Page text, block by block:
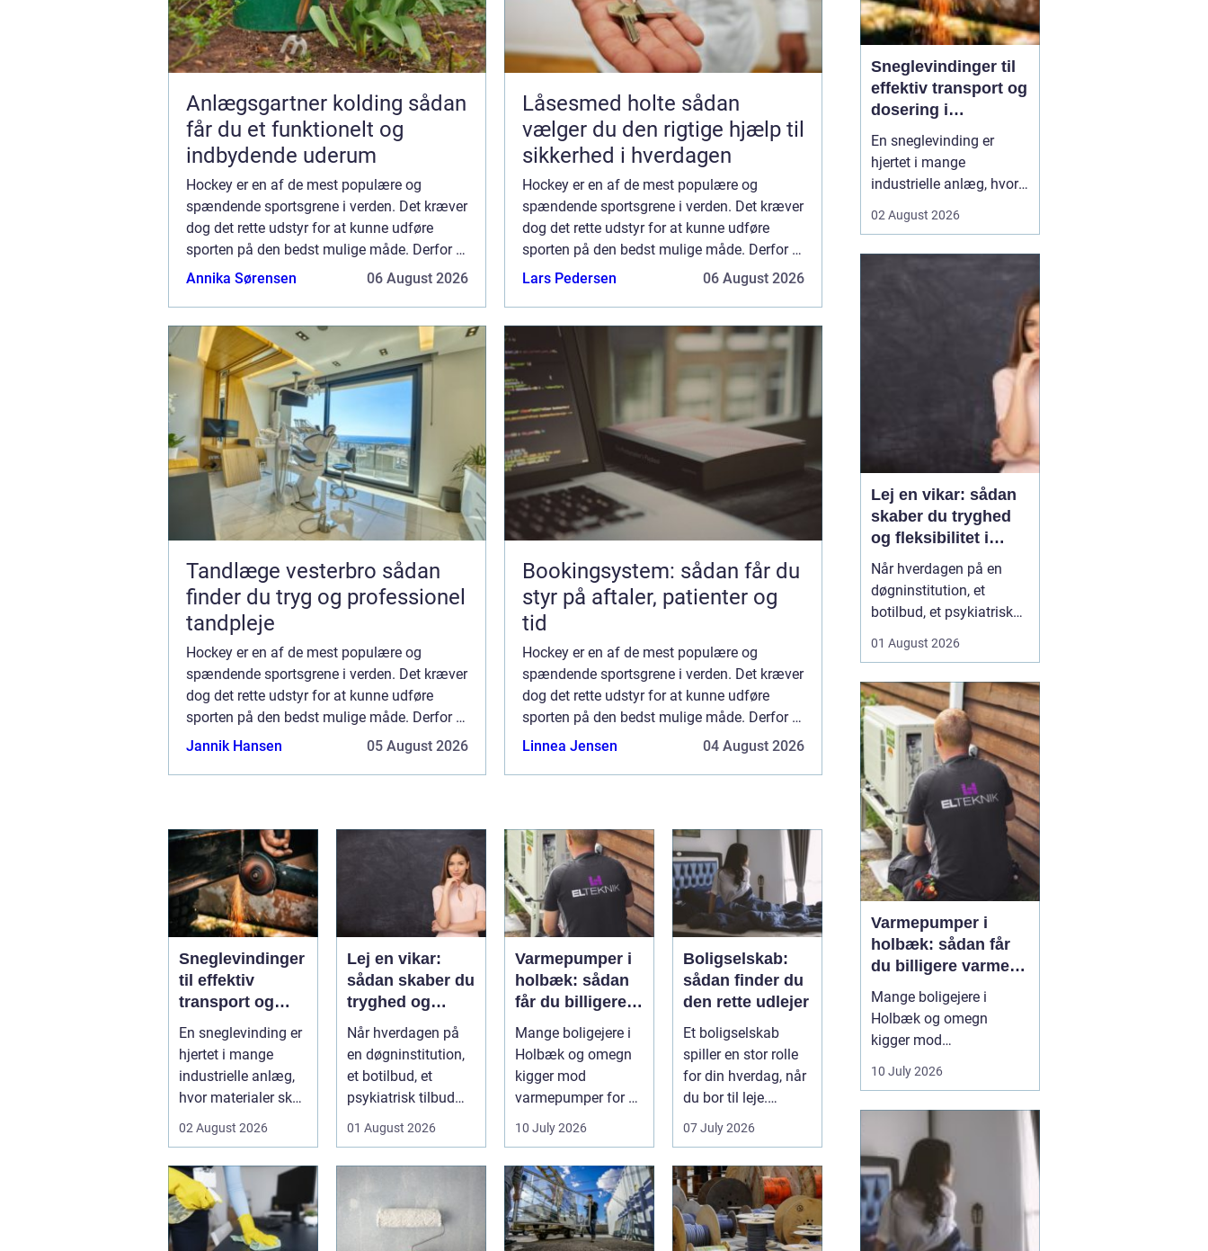
Anlægsgartner kolding sådan
får du et funktionelt og
indbydende uderum
Hockey er en af de mest populære og
spændende sportsgrene i verden. Det kræver
dog det rette udstyr for at kunne udføre
sporten på den bedst mulige måde. Derfor er
det vigtigt at finde en pålidelig og omfatt...
Annika Sørensen 06 August 2026
Låsesmed holte sådan
vælger du den rigtige hjælp til
sikkerhed i hverdagen
Hockey er en af de mest populære og
spændende sportsgrene i verden. Det kræver
dog det rette udstyr for at kunne udføre
sporten på den bedst mulige måde. Derfor er
det vigtigt at finde en pålidelig og omfatt...
Lars Pedersen 06 August 2026
Tandlæge vesterbro sådan
finder du tryg og professionel
tandpleje
Hockey er en af de mest populære og
spændende sportsgrene i verden. Det kræver
dog det rette udstyr for at kunne udføre
sporten på den bedst mulige måde. Derfor er
det vigtigt at finde en pålidelig og omfatt...
Jannik Hansen 05 August 2026
Bookingsystem: sådan får du
styr på aftaler, patienter og
tid
Hockey er en af de mest populære og
spændende sportsgrene i verden. Det kræver
dog det rette udstyr for at kunne udføre
sporten på den bedst mulige måde. Derfor er
det vigtigt at finde en pålidelig og omfatt...
Linnea Jensen 04 August 2026
Sneglevindinger
til effektiv
transport og
dosering i
industrien
En sneglevinding er
hjertet i mange
industrielle anlæg,
hvor materialer skal
flyttes, doseres eller
02 August 2026
Lej en vikar:
sådan skaber du
tryghed og
fleksibilitet i
hverdagen
Når hverdagen på
en døgninstitution,
et botilbud, et
psykiatrisk tilbud
eller i plejen
pludselig ænd...
01 August 2026
Varmepumper i
holbæk: sådan
får du billigere
varme og bedre
indeklima
Mange boligejere i
Holbæk og omegn
kigger mod
varmepumper for at
sænke
varmeregningen og
få et sunde...
10 July 2026
Boligselskab:
sådan finder du
den rette udlejer
Et boligselskab
spiller en stor rolle
for din hverdag, når
du bor til leje.
Huslejen, vedligeh...
07 July 2026
Sneglevindinger til
effektiv transport og
dosering i
industrien
En sneglevinding er
hjertet i mange
industrielle anlæg, hvor
doseres eller presses
driftsikkerheden ofte af,
02 August 2026
Lej en vikar: sådan
skaber du tryghed
og fleksibilitet i
hverdagen
Når hverdagen på en
døgninstitution, et
botilbud, et psykiatrisk
pludselig ændrer sig, kan
hænder opstå fra den
ene dag til den anden.
Sygdom, ferie, akutte
indskrivninger eller
komplekse borgersager
presser d...
01 August 2026
Varmepumper i
holbæk: sådan får
du billigere varme
og bedre indeklima
Mange boligejere i
Holbæk og omegn
kigger mod
varmepumper for at
sænke varmeregningen
varmepumpe udnytter
energien i luften udenfor
og omdanner den til
varme inde i huset. Det
er en enkel løsning, som
10 July 2026